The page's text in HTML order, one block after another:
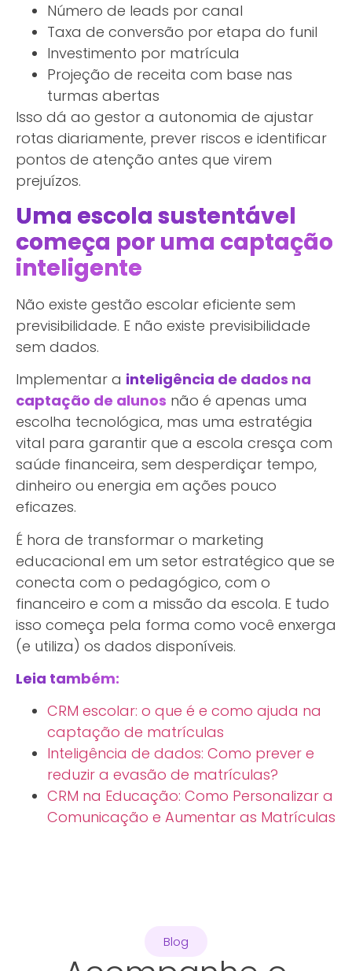
Número de leads por canal
Taxa de conversão por etapa do funil
Investimento por matrícula
Projeção de receita com base nas
turmas abertas
Isso dá ao gestor a autonomia de ajustar
rotas diariamente, prever riscos e identificar
pontos de atenção antes que virem
prejuízos.
Uma escola sustentável
começa por uma captação
inteligente
Não existe gestão escolar eficiente sem
previsibilidade. E não existe previsibilidade
sem dados.
Implementar a inteligência de dados na
captação de alunos não é apenas uma
escolha tecnológica, mas uma estratégia
vital para garantir que a escola cresça com
saúde financeira, sem desperdiçar tempo,
dinheiro ou energia em ações pouco
eficazes.
É hora de transformar o marketing
educacional em um setor estratégico que se
conecta com o pedagógico, com o
financeiro e com a missão da escola. E tudo
isso começa pela forma como você enxerga
(e utiliza) os dados disponíveis.
Leia também:
CRM escolar: o que é e como ajuda na
captação de matrículas
Inteligência de dados: Como prever e
reduzir a evasão de matrículas?
CRM na Educação: Como Personalizar a
Comunicação e Aumentar as Matrículas
Blog